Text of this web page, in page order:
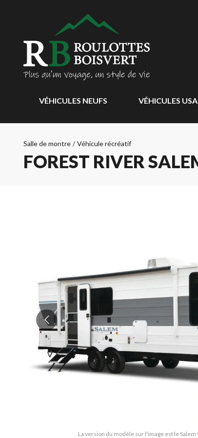
VÉHICULES NEUFS VÉHICULES
Salle de montre / Véhicule récréatif
FOREST RIVER
La version du modèle sur l'image est le